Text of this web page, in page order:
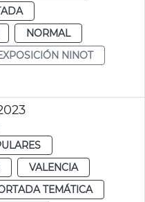
NORMAL
NINOT
VALENCIA
TEMÁTICA